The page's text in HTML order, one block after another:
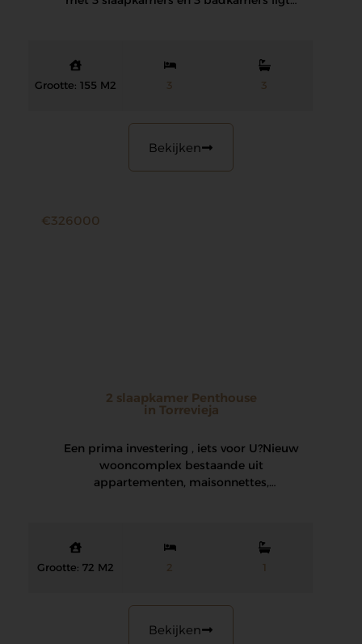
Grootte: 155 M2 3 3
Bekijken
€326000
2 slaapkamer Penthouse
in Torrevieja
Een prima investering , iets voor U? Nieuw
wooncomplex bestaande uit
appartementen, maisonnettes,
Grootte: 72 M2 2 1
Bekijken